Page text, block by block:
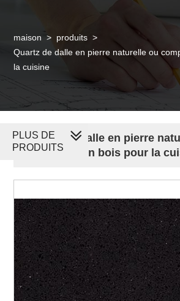
maison > produits >
Quartz de dalle en pierre naturelle ou
la cuisine
Quartz de dalle en pierre
comptoirs en bois pour la
PLUS DE
PRODUITS